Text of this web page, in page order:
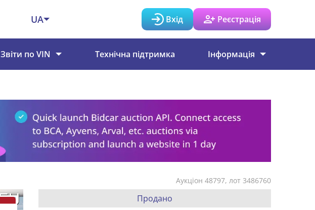
UA Вхід Реєстрація
Звіти по VIN Технічна підтримка Інформація
Аукціон 48797, лот 3486760
Продано